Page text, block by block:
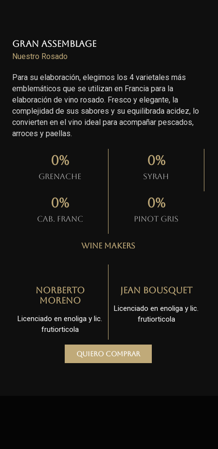
Gran Assemblage
Nuestro Rosado
Para su elaboración, elegimos los 4 varietales más
emblemáticos que se utilizan en Francia para la
elaboración de vino rosado. Fresco y elegante, la
complejidad de sus sabores y su equilibrada acidez, lo
convierten en el vino ideal para acompañar pescados,
arroces y paellas.
Grenache
0%
Syrah
0%
Cab. Franc
0%
Pinot gris
0%
Wine Makers
Norberto
Moreno
Licenciado en enoliga y lic.
frutiorticola
Jean Bousquet
Licenciado en enoliga y lic.
frutiorticola
Quiero comprar